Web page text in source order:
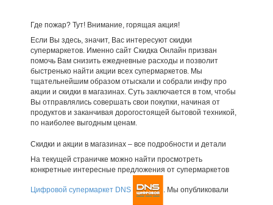
Где пожар? Тут! Внимание, горящая акция!
Если Вы здесь, значит, Вас интересуют скидки
супермаркетов. Именно сайт Скидка Онлайн призван
помочь Вам снизить ежедневные расходы и позволит
быстренько найти акции всех супермаркетов. Мы
тщательнейшим образом отыскали и собрали инфу про
акции и скидки в магазинах. Суть заключается в том, чтобы
Вы отправлялись совершать свои покупки, начиная от
продуктов и заканчивая дорогостоящей бытовой техникой,
по наиболее выгодным ценам.
Скидки и акции в магазинах – все подробности и детали
На текущей страничке можно найти просмотреть
конкретные интересные предложения от супермаркетов
Цифровой супермаркет DNS . Мы опубликовали